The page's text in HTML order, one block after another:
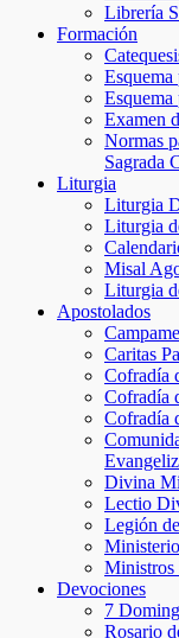
Librería
Formación
Esquema
Examen
Normas
Sagrada
Liturgia
Liturgia
Liturgia
Misal
Liturgia
Apostolados
Caritas
Cofradía
Cofradía
Cofradía
Divina
Lectio
Legión
Ministros
Devociones
7
Rosario